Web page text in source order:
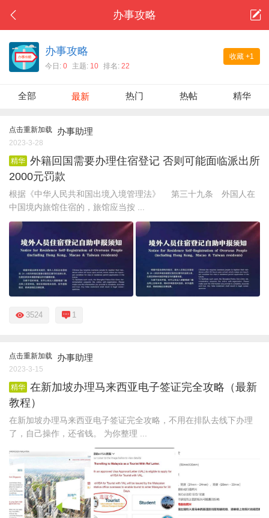
办事攻略
收藏 +1
办事攻略
今日: 0 主题: 10 排名: 22
全部 最新 热门 热帖 精华
点击重新加载 办事助理
2023-3-28
精华 外籍回国需要办理住宿登记 否则可能面临派出所
2000元罚款
根据《中华人民共和国出境入境管理法》 第三十九条 外国人在
中国境内旅馆住宿的，旅馆应当按 ...
3524 1
点击重新加载 办事助理
2023-3-15
精华 在新加坡办理马来西亚电子签证完全攻略（最新
教程）
在新加坡办理马来西亚电子签证完全攻略，不用在排队去线下办理
了，自己操作，还省钱。 为你整理 ...